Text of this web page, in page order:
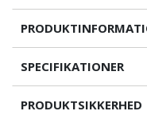
SPECIFIKATIONER
PRODUKTSIKKERHED